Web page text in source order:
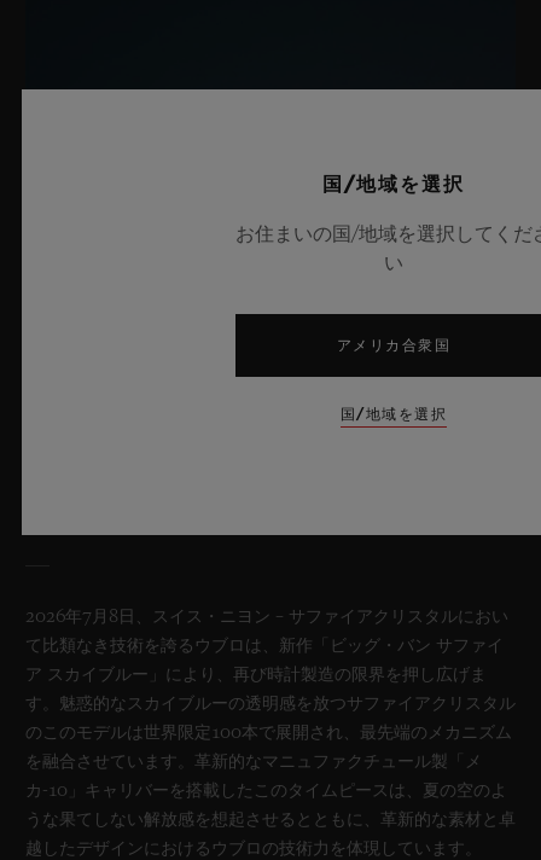
2026年7月8日、スイス・ニヨン – サファイアクリスタルにおい
て比類なき技術を誇るウブロは、新作「ビッグ・バン サファイ
ア スカイブルー」により、再び時計製造の限界を押し広げま
す。魅惑的なスカイブルーの透明感を放つサファイアクリスタル
のこのモデルは世界限定100本で展開され、最先端のメカニズム
を融合させています。革新的なマニュファクチュール製「メ
カ-10」キャリバーを搭載したこのタイムピースは、夏の空のよ
うな果てしない解放感を想起させるとともに、革新的な素材と卓
越したデザインにおけるウブロの技術力を体現しています。
国/地域を選択
お住まいの国/地域を選択してくだ
い
アメリカ合衆国
国/地域を選択